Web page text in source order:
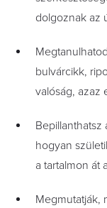
dolgoznak az
bulvárcikk,
valóság, azaz
Bepillanthatsz
hogyan
a tartalmon át
Megmutatják,